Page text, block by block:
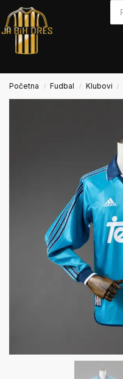
Početna / Fudbal / Klubovi /